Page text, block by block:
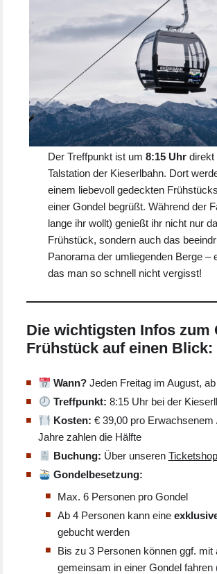
Der Treffpunkt ist um 8:15 Uhrdirekt
Talstation der Kieserlbahn. Dort
einem liebevoll gedeckten
einer Gondel begrüßt. Während der
lange ihr wollt) genießt ihr nicht nur
Frühstück, sondern auch das
Panorama der umliegenden Berge –
das man so schnell nicht vergisst!
Die wichtigsten Infos zum
Frühstück auf einen Blick:
Wann?Jeden Freitag im August,
Treffpunkt: 8:15 Uhr bei der
Kosten: € 39,00 pro Erwachsenem
Jahre zahlen die Hälfte
Buchung: Über unseren Ticketshop
Gondelbesetzung:
Max. 6 Personen pro Gondel
Ab 4 Personen kann eine
gebucht werden
Bis zu 3 Personen können ggf. mit
gemeinsam in einer Gondel fahren